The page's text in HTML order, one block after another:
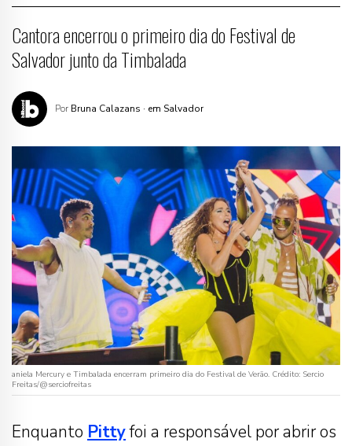
Cantora encerrou o primeiro dia do Festival de
Salvador junto da Timbalada
Por Bruna Calazans · em Salvador
aniela Mercury e Timbalada encerram primeiro dia do Festival de Verão. Crédito: Sercio
Freitas/@serciofreitas
Enquanto Pittyfoi a responsável por abrir os